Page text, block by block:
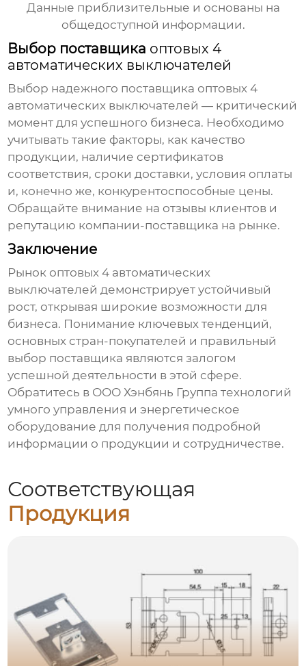
Данные приблизительные и основаны на
общедоступной информации.
Выбор поставщика оптовых 4
автоматических выключателей
Выбор надежного поставщика оптовых 4
автоматических выключателей — критический
момент для успешного бизнеса. Необходимо
учитывать такие факторы, как качество
продукции, наличие сертификатов
соответствия, сроки доставки, условия оплаты
и, конечно же, конкурентоспособные цены.
Обращайте внимание на отзывы клиентов и
репутацию компании-поставщика на рынке.
Заключение
Рынок оптовых 4 автоматических
выключателей демонстрирует устойчивый
рост, открывая широкие возможности для
бизнеса. Понимание ключевых тенденций,
основных стран-покупателей и правильный
выбор поставщика являются залогом
успешной деятельности в этой сфере.
Обратитесь в ООО Хэнбянь Группа технологий
умного управления и энергетическое
оборудование для получения подробной
информации о продукции и сотрудничестве.
Соответствующая
Продукция